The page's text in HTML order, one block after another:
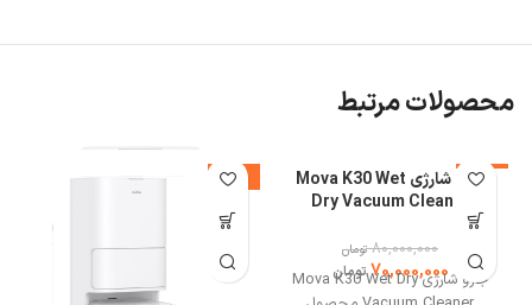
محصولات مرتبط
-13%
جارو شارژی Mova K30 Wet
Dry Vacuum Cleaner
80,000,000 تومان
70,000,000 تومان
جارو شارژی Mova K30 Wet Dry
-11%